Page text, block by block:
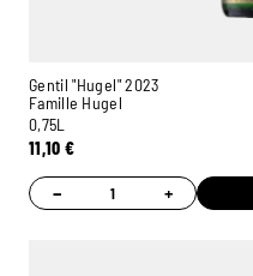
Gentil "Hugel" 2023
Famille Hugel
0,75L
11,10€
− +